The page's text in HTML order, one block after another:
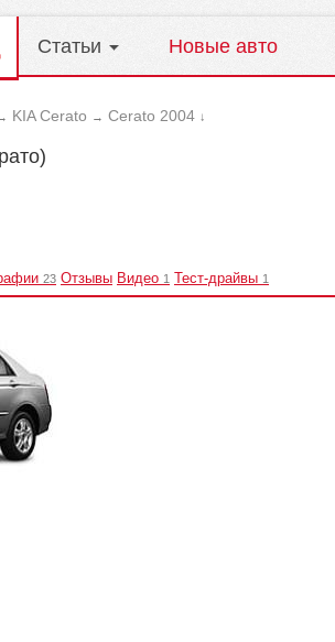
Статьи Новые авто
KIA Cerato → Cerato 2004 ↓
23 Отзывы Видео 1 Тест-драйвы 1